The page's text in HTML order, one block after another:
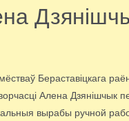
Бераставіцкага
Алена Дзянішчык
вырабы ручной